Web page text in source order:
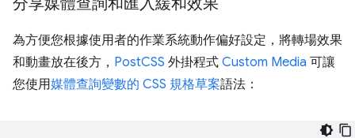
為方便您根據使用者的作業系統動作偏好設定，將轉場效果
和動畫放在後方， PostCSS 外掛程式 Custom Media 可讓
您使用媒體查詢變數的 CSS 規格草案語法：